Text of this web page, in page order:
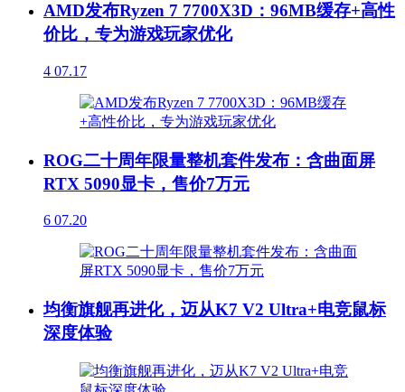
AMD发布Ryzen 7 7700X3D：96MB缓存+高性
价比，专为游戏玩家优化
4 07.17
ROG二十周年限量整机套件发布：含曲面屏
RTX 5090显卡，售价7万元
6 07.20
均衡旗舰再进化，迈从K7 V2 Ultra+电竞鼠标
深度体验